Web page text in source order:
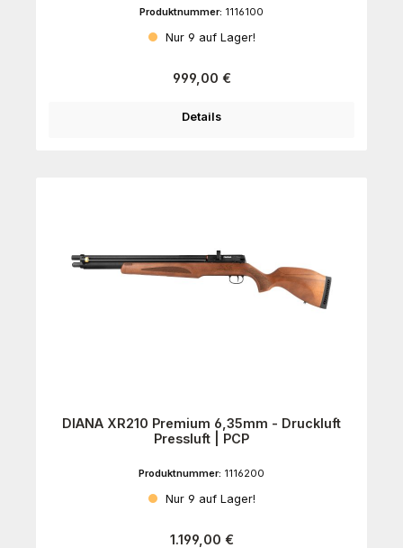
Produktnummer: 1116100
Nur 9 auf Lager!
Regulärer Preis:
999,00 €
Details
DIANA XR210 Premium 6,35mm - Druckluft
Pressluft | PCP
Produktnummer: 1116200
Nur 9 auf Lager!
Regulärer Preis:
1.199,00 €